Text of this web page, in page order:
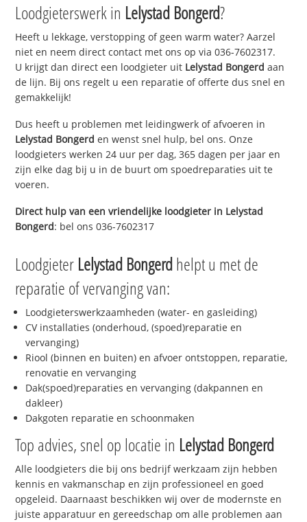
Loodgieterswerk in Lelystad Bongerd?
Heeft u lekkage, verstopping of geen warm water? Aarzel
niet en neem direct contact met ons op via 036-7602317.
U krijgt dan direct een loodgieter uit Lelystad Bongerd aan
de lijn. Bij ons regelt u een reparatie of offerte dus snel en
gemakkelijk!
Dus heeft u problemen met leidingwerk of afvoeren in
Lelystad Bongerd en wenst snel hulp, bel ons. Onze
loodgieters werken 24 uur per dag, 365 dagen per jaar en
zijn elke dag bij u in de buurt om spoedreparaties uit te
voeren.
Direct hulp van een vriendelijke loodgieter in Lelystad
Bongerd: bel ons 036-7602317
Loodgieter Lelystad Bongerdhelpt u met de
reparatie of vervanging van:
Loodgieterswerkzaamheden (water- en gasleiding)
CV installaties (onderhoud, (spoed)reparatie en
vervanging)
Riool (binnen en buiten) en afvoer ontstoppen, reparatie,
renovatie en vervanging
Dak(spoed)reparaties en vervanging (dakpannen en
dakleer)
Dakgoten reparatie en schoonmaken
Top advies, snel op locatie in Lelystad Bongerd
Alle loodgieters die bij ons bedrijf werkzaam zijn hebben
kennis en vakmanschap en zijn professioneel en goed
opgeleid. Daarnaast beschikken wij over de modernste en
juiste apparatuur en gereedschap om alle problemen aan